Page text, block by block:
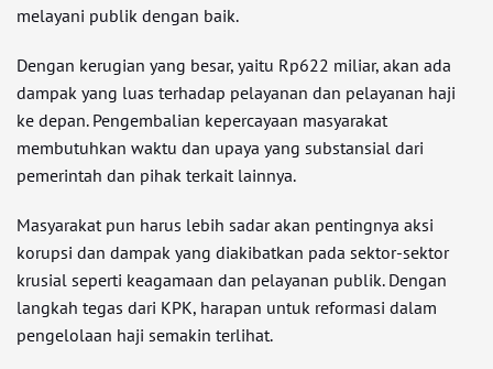
melayani publik dengan baik.
Dengan kerugian yang besar, yaitu Rp622 miliar, akan ada
dampak yang luas terhadap pelayanan dan pelayanan haji
ke depan. Pengembalian kepercayaan masyarakat
membutuhkan waktu dan upaya yang substansial dari
pemerintah dan pihak terkait lainnya.
Masyarakat pun harus lebih sadar akan pentingnya aksi
korupsi dan dampak yang diakibatkan pada sektor-sektor
krusial seperti keagamaan dan pelayanan publik. Dengan
langkah tegas dari KPK, harapan untuk reformasi dalam
pengelolaan haji semakin terlihat.